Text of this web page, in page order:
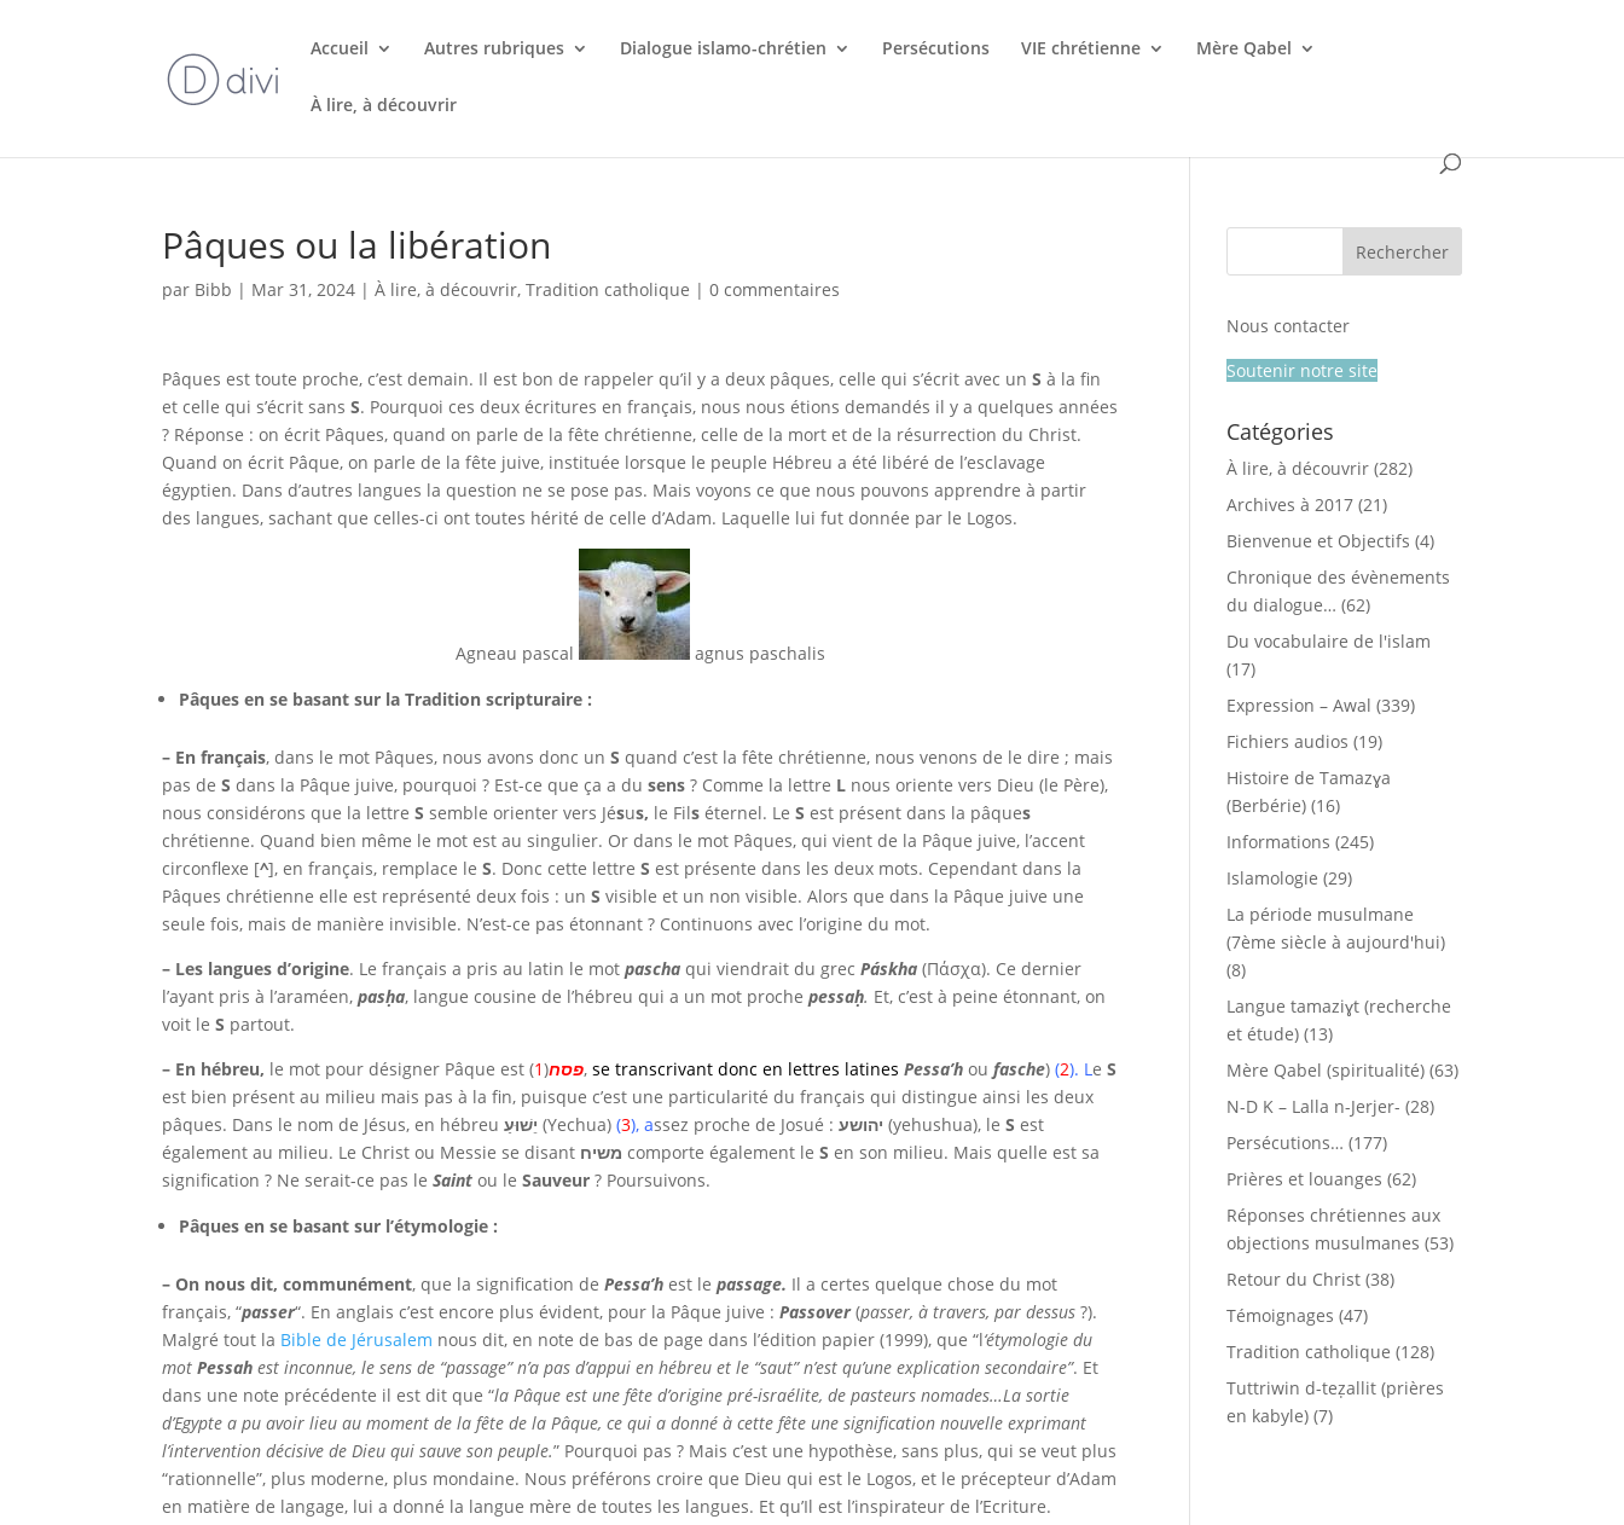
Accueil Autres rubriques Dialogue islamo-chrétien Persécutions VIE chrétienne Mère Qabel
À lire, à découvrir
Pâques ou la libération
par Bibb | Mar 31, 2024 |À lire, à découvrir,Tradition catholique |0 commentaires
Pâques est toute proche, c’est demain. Il est bon de rappeler qu’il y a deux pâques, celle qui s’écrit avec unS à la fin
et celle qui s’écrit sansS. Pourquoi ces deux écritures en français, nous nous étions demandés il y a quelques années
? Réponse : on écrit Pâques, quand on parle de la fête chrétienne, celle de la mort et de la résurrection du Christ.
Quand on écrit Pâque, on parle de la fête juive, instituée lorsque le peuple Hébreu a été libéré de l’esclavage
égyptien. Dans d’autres langues la question ne se pose pas. Mais voyons ce que nous pouvons apprendre à partir
des langues, sachant que celles-ci ont toutes hérité de celle d’Adam. Laquelle lui fut donnée par le Logos.
Agneau pascal
agnus paschalis
Pâques en se basant sur la Tradition scripturaire :
– En français, dans le mot Pâques, nous avons donc unSquand c’est la fête chrétienne, nous venons de le dire ; mais
pas deSdans la Pâque juive, pourquoi ? Est-ce que ça a dusens ? Comme la lettre L nous oriente vers Dieu (le Père),
nous considérons que la lettreS semble orienter vers Jésus, le Fils éternel. LeS est présent dans la pâques
chrétienne. Quand bien même le mot est au singulier. Or dans le mot Pâques, qui vient de la Pâque juive, l’accent
circonflexe [^], en français, remplace leS. Donc cette lettreS est présente dans les deux mots. Cependant dans la
Pâques chrétienne elle est représenté deux fois : unS visible et un non visible. Alors que dans la Pâque juive une
seule fois, mais de manière invisible. N’est-ce pas étonnant ? Continuons avec l’origine du mot.
– Les langues d’origine. Le français a pris au latin le motpaschaqui viendrait du grecPáskha(Πάσχα). Ce dernier
l’ayant pris à l’araméen,pasḥa, langue cousine de l’hébreu qui a un mot prochepessaḥ. Et, c’est à peine étonnant, on
voit leS partout.
– En hébreu, le mot pour désigner Pâque est פסח(
1 ),se transcrivant donc en lettres latinesPessa’h oufasche)(2). LeS
est bien présent au milieu mais pas à la fin, puisque c’est une particularité du français qui distingue ainsi les deux
pâques. Dans le nom de Jésus, en hébreuיֵשׁוּעַ (Yechua)(3), assez proche de Josué :יהושע (yehushua), leS est
également au milieu. Le Christ ou Messie se disant משיח comporte également leS en son milieu. Mais quelle est sa
signification ? Ne serait-ce pas leSaint ou leSauveur ? Poursuivons.
Pâques en se basant sur l’étymologie :
– On nous dit, communément, que la signification dePessa’h est lepassage. Il a certes quelque chose du mot
français, “passer“. En anglais c’est encore plus évident, pour la Pâque juive :Passover(passer, à travers, par dessus ?).
Malgré tout la Bible de Jérusalem nous dit, en note de bas de page dans l’édition papier (1999), que “l‘étymologie du
motPessah est inconnue, le sens de “passage” n’a pas d’appui en hébreu et le “saut” n’est qu’une explication secondaire”. Et
dans une note précédente il est dit que “la Pâque est une fête d’origine pré-israélite, de pasteurs nomades…La sortie
d’Egypte a pu avoir lieu au moment de la fête de la Pâque, ce qui a donné à cette fête une signification nouvelle exprimant
l’intervention décisive de Dieu qui sauve son peuple.” Pourquoi pas ? Mais c’est une hypothèse, sans plus, qui se veut plus
“rationnelle”, plus moderne, plus mondaine. Nous préférons croire que Dieu qui est le Logos, et le précepteur d’Adam
en matière de langage, lui a donné la langue mère de toutes les langues. Et qu’Il est l’inspirateur de l’Ecriture.
Nous contacter
Soutenir notre site
Catégories
À lire, à découvrir (282)
Archives à 2017 (21)
Bienvenue et Objectifs (4)
Chronique des évènements
du dialogue… (62)
Du vocabulaire de l'islam
(17)
Expression – Awal (339)
Fichiers audios (19)
Histoire de Tamazɣa
(Berbérie) (16)
Informations (245)
Islamologie (29)
La période musulmane
(7ème siècle à aujourd'hui)
(8)
Langue tamaziɣt (recherche
et étude) (13)
Mère Qabel (spiritualité) (63)
N-D K – Lalla n-Jerjer- (28)
Persécutions… (177)
Prières et louanges (62)
Réponses chrétiennes aux
objections musulmanes (53)
Retour du Christ (38)
Témoignages (47)
Tradition catholique (128)
Tuttriwin d-teẓallit (prières
en kabyle) (7)